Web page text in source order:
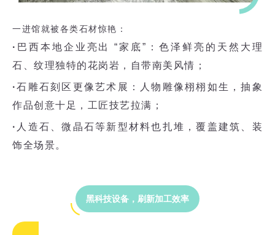
一进馆就被各类石材惊艳：
· 巴西本地企业亮出 “家底”：色泽鲜亮的天然大理
石、纹理独特的花岗岩，自带南美风情；
·石雕石刻区更像艺术展：人物雕像栩栩如生，抽象
作品创意十足，工匠技艺拉满；
· 人造石、微晶石等新型材料也扎堆，覆盖建筑、装
饰全场景。
黑科技设备，刷新加工效率